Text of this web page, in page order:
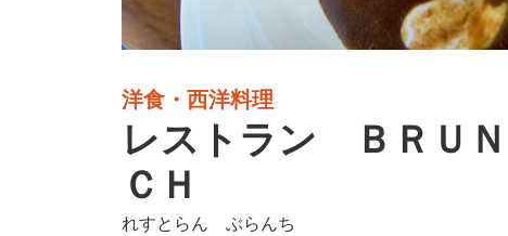
洋食・西洋料理
レストラン ＢＲＵＮ
ＣＨ
れすとらん ぶらんち